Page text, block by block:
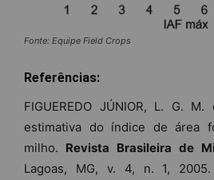
Fonte: Equipe Field Crops
Referências:
FIGUEREDO JÚNIOR, L. G.
estimativa do índice de área
milho. Revista Brasileira de
Lagoas, MG, v. 4, n. 1,